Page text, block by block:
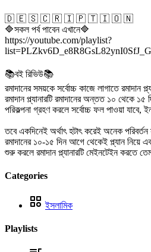
🇩 🇪 🇸 🇨 🇷 🇮 🇵 🇹 🇮 🇴 🇳
🔷সকল পর্ব পাবেন এখানে🔷
https://youtube.com/playlist?
📚বই রিভিউ📚
রমাদানের সময়কে সর্বোচ্চ কাজে লাগাতে রমাদান
রমাদান প্ল্যানারটি রমাদানের অন্তত ১০ থেকে
পরিকল্পনা গ্রহণ করলে সর্বোচ্চ ফল পাওয়া যাবে,
তবে একদিনেই অর্থাৎ হটাৎ করেই অনেক
রমাদানের ১০-১৫ দিন আগে থেকেই প্ল্যান
শুরু করলে রমাদান প্ল্যানারটি মেইনটেইন করতে
Categories
ইসলামিক
Playlists